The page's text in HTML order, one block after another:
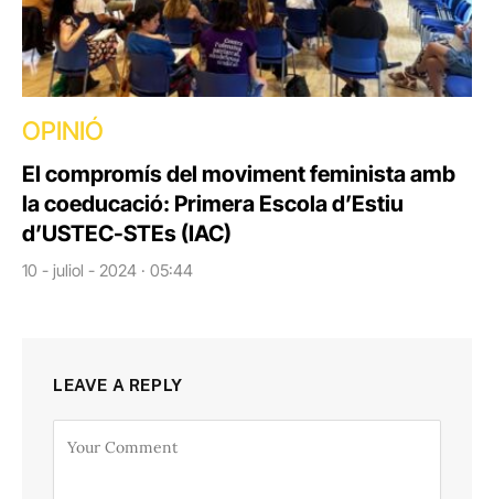
OPINIÓ
El compromís del moviment feminista amb
la coeducació: Primera Escola d’Estiu
d’USTEC-STEs (IAC)
10 - juliol - 2024 · 05:44
LEAVE A REPLY